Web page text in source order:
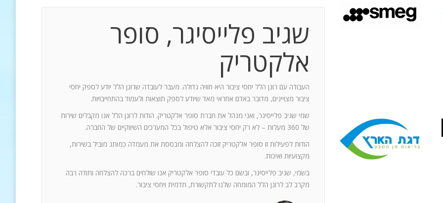
שגיב פלייסיגר, סופר
אלקטריק
העבודה עם רונן הלל יחסי ציבור היא חוויה גדולה. מעבר לעובדה שרונן הלל יודע לספק יחסי
ציבור מצויינים, מדובר באדם אחראי מאד שיודע לספק תוצאות ולעמוד בהתחייבויות.
שמי שגיב פלייסיגר, ואני מנהל את חברת סופר אלקטריק. הודות לרונן הלל אנו מקבלים שירות
של 360 מעלות – לא רק יחסי ציבור אלא טיפול בכל המערכים השיווקיים של החברה.
הודות לפעילות זו סופר אלקטריק זוכה להצלחה ומבססת את מעמדה כמותג מוביל בשירות,
מקצועיות ואיכות.
בשמי, שגיב פלייסיגר, ובשם כל עובדי סופר אלקטריק אנו שולחים ברכה להצלחה ותודה רבה
מקרב לב לרונן הלל המומחה שלנו לתקשורת, תדמית ויחסי ציבור.
עבודה משותפת בת 10 שנים.
מספר תחנות: פארק מיני ישראל בלטרון,
, מדרבן ומייצר תקשורת יש
בך את היכולת להניע את כלל הצוות
חפץ ובקבועי זמן קצרים.
מימד פרסומי ומכיר את רזי הפעלתו. על אף
לצוות שלי ולי את התחושה, שרק אנו
שגורות בפיך. המאגר האנרגטי שלך בלתי